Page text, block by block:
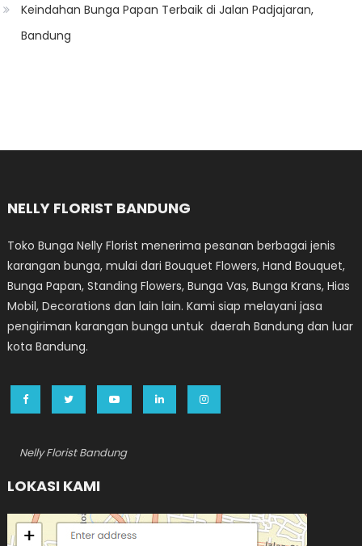
Keindahan Bunga Papan Terbaik di Jalan Padjajaran,
Bandung
NELLY FLORIST BANDUNG
Toko Bunga Nelly Florist menerima pesanan berbagai jenis
karangan bunga, mulai dari Bouquet Flowers, Hand Bouquet,
Bunga Papan, Standing Flowers, Bunga Vas, Bunga Krans, Hias
Mobil, Decorations dan lain lain. Kami siap melayani jasa
pengiriman karangan bunga untuk daerah Bandung dan luar
kota Bandung.
Nelly Florist Bandung
LOKASI KAMI